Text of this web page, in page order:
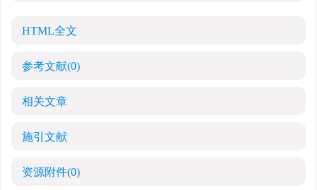
HTML全文
参考文献(0)
相关文章
施引文献
资源附件(0)